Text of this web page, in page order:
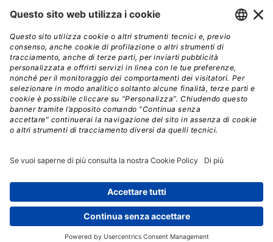
Instoremag
Esplora il gruppo
Edra Edizioni
Edizioni LSWR
LSWR Group
Mixer è un prodotto del network Edra Edizioni. Direzione, amministrazione,
redazione, pubblicità | © Copyright 2026 – Tutti i diritti riservati | Partita IVA e C.F.
14392510963